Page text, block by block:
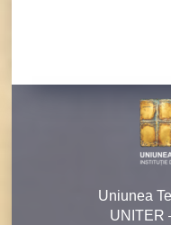
Uniunea
UNITER